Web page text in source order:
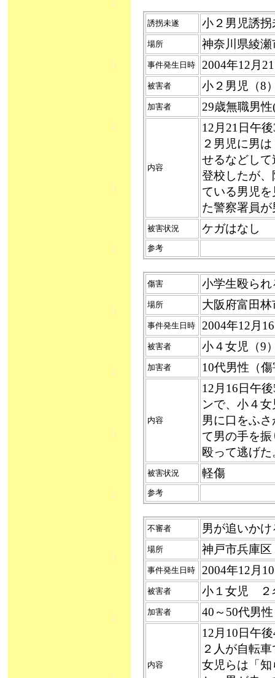
誘拐未遂 小２男児誘拐
場所 神奈川県綾
事件発生日時 2004年12月
被害者 小２男児（8
加害者 29歳無職男
内容
12月21日午
２男児に男
せるなどし
登校したが
ている男児
た警察署員
被害状況 ケガはなし
参考
傷害 小学生殴られ
場所 大阪府富田
事件発生日時 2004年12月
被害者 小４女児（9
加害者 10代男性（
内容
12月16日午
ンで、小４
男に口をふ
て男の手を
殴って逃げた
被害状況 軽傷
参考
不審者 男が追いかけ
場所 神戸市兵庫区
事件発生日時 2004年12月
被害者 小１女児 ２
加害者 40～50代男性
内容
12月10日午
２人が自転
女児らは「